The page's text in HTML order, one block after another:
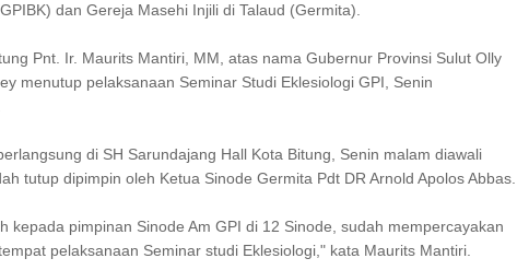
dan Gereja Masehi Injili di Talaud (Germita).
Pnt. Ir. Maurits Mantiri, MM, atas nama Gubernur Provinsi Sulut Olly
menutup pelaksanaan Seminar Studi Eklesiologi GPI, Senin
di SH Sarundajang Hall Kota Bitung, Senin malam diawali
tutup dipimpin oleh Ketua Sinode Germita Pdt DR Arnold Apolos Abbas.
kepada pimpinan Sinode Am GPI di 12 Sinode, sudah mempercayakan
pelaksanaan Seminar studi Eklesiologi," kata Maurits Mantiri.